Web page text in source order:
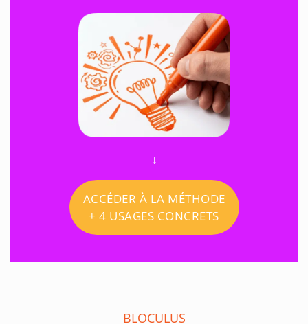
↓
ACCÉDER À LA MÉTHODE
+ 4 USAGES CONCRETS
BLOCULUS